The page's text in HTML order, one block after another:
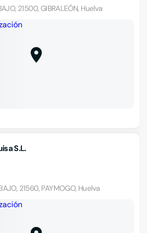
21500, GIBRALEÓN, Huelva
S.L.
21560, PAYMOGO, Huelva